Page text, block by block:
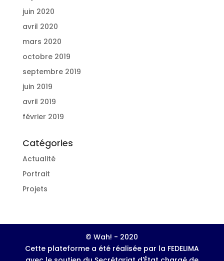
juin 2020
avril 2020
mars 2020
octobre 2019
septembre 2019
juin 2019
avril 2019
février 2019
Catégories
Actualité
Portrait
Projets
© Wah! - 2020
Cette plateforme a été réalisée par la FEDELIMA